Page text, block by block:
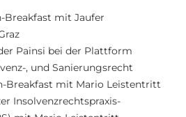
Breakfast mit Jaufer
Painsi bei der Plattform
, und Sanierungsrecht
Breakfast mit Mario Leistentritt
Insolvenzrechtspraxis-